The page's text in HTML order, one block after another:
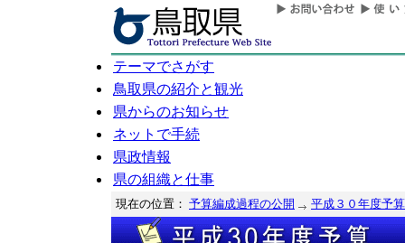
テーマでさがす
鳥取県の紹介と観光
県からのお知らせ
ネットで手続
県政情報
県の組織と仕事
現在の位置： 予算編成過程の公開 平成３０年度予算